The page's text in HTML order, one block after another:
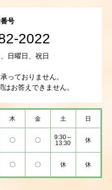
号
2022
日曜日、祝日
っておりません。
はお答えできません。
木 金 土 日
〇 〇
9:30～
13:30
休
〇 〇 休 休